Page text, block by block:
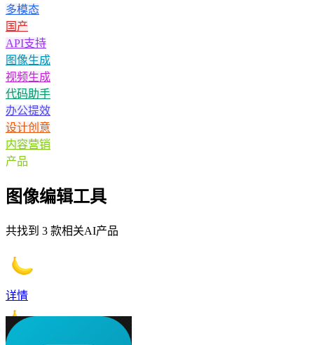
多模态
国产
API支持
图像生成
视频生成
代码助手
办公提效
设计创意
内容营销
产品
图像编辑工具
共找到 3 款相关AI产品
详情